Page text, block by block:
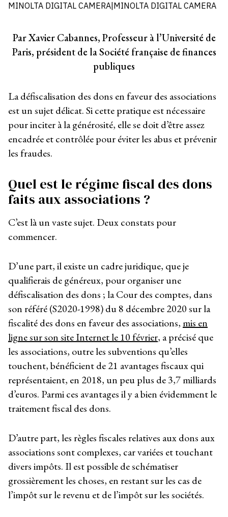
MINOLTA DIGITAL CAMERA|MINOLTA DIGITAL CAMERA
Par Xavier Cabannes, Professeur à l’Université de
Paris, président de la Société française de finances
publiques
La défiscalisation des dons en faveur des associations
est un sujet délicat. Si cette pratique est nécessaire
pour inciter à la générosité, elle se doit d’être assez
encadrée et contrôlée pour éviter les abus et prévenir
les fraudes.
Quel est le régime fiscal des dons
faits aux associations ?
C’est là un vaste sujet. Deux constats pour
commencer.
D’une part, il existe un cadre juridique, que je
qualifierais de généreux, pour organiser une
défiscalisation des dons ; la Cour des comptes, dans
son référé (S2020-1998) du 8 décembre 2020 sur la
fiscalité des dons en faveur des associations,mis en
ligne sur son site Internet le 10 février, a précisé que
les associations, outre les subventions qu’elles
touchent, bénéficient de 21 avantages fiscaux qui
représentaient, en 2018, un peu plus de 3,7 milliards
d’euros. Parmi ces avantages il y a bien évidemment le
traitement fiscal des dons.
D’autre part, les règles fiscales relatives aux dons aux
associations sont complexes, car variées et touchant
divers impôts. Il est possible de schématiser
grossièrement les choses, en restant sur les cas de
l’impôt sur le revenu et de l’impôt sur les sociétés.